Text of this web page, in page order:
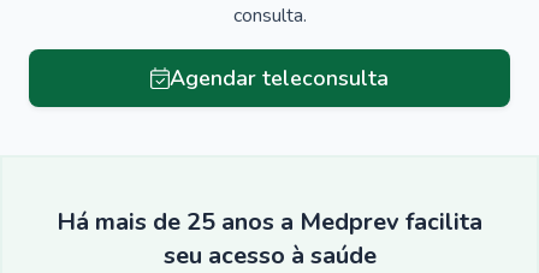
consulta.
Agendar teleconsulta
Há mais de 25 anos a Medprev facilita
seu acesso à saúde